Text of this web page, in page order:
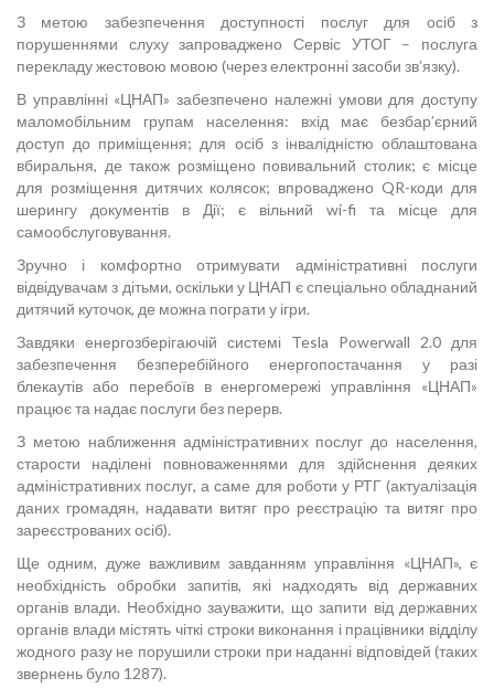
З метою забезпечення доступності послуг для осіб з
порушеннями слуху запроваджено Сервіс УТОГ – послуга
перекладу жестовою мовою (через електронні засоби зв’язку).
В управлінні «ЦНАП» забезпечено належні умови для доступу
маломобільним групам населення: вхід має безбар’єрний
доступ до приміщення; для осіб з інвалідністю облаштована
вбиральня, де також розміщено повивальний столик; є місце
для розміщення дитячих колясок; впроваджено QR-коди для
шерингу документів в Дії; є вільний wi-fi та місце для
самообслуговування.
Зручно і комфортно отримувати адміністративні послуги
відвідувачам з дітьми, оскільки у ЦНАП є спеціально обладнаний
дитячий куточок, де можна пограти у ігри.
Завдяки енергозберігаючій системі Tesla Powerwall 2.0 для
забезпечення безперебійного енергопостачання у разі
блекаутів або перебоїв в енергомережі управління «ЦНАП»
працює та надає послуги без перерв.
З метою наближення адміністративних послуг до населення,
старости наділені повноваженнями для здійснення деяких
адміністративних послуг, а саме для роботи у РТГ (актуалізація
даних громадян, надавати витяг про реєстрацію та витяг про
зареєстрованих осіб).
Ще одним, дуже важливим завданням управління «ЦНАП», є
необхідність обробки запитів, які надходять від державних
органів влади. Необхідно зауважити, що запити від державних
органів влади містять чіткі строки виконання і працівники відділу
жодного разу не порушили строки при наданні відповідей (таких
звернень було 1287).